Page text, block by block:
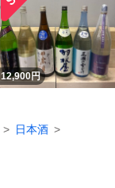
12,900円
日本酒